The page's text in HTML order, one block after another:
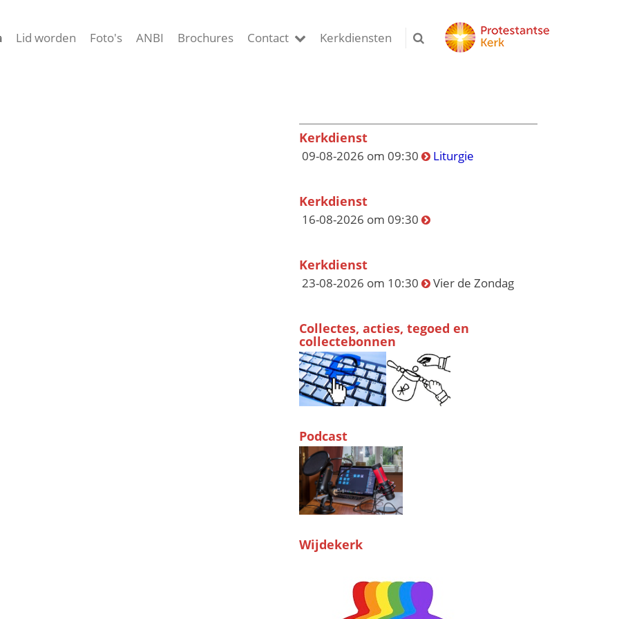
Lid worden Foto's ANBI Brochures Contact Kerkdiensten
Kerkdienst
09-08-2026 om 09:30 Liturgie
Kerkdienst
16-08-2026 om 09:30
Kerkdienst
23-08-2026 om 10:30 Vier de Zondag
Collectes, acties, tegoed en
collectebonnen
Podcast
Wijdekerk